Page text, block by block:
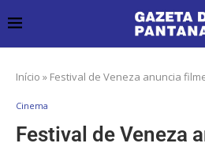
Início » Festival de Veneza anuncia
Cinema
Festival de Veneza